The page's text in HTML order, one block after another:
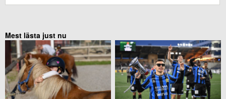
Mest lästa just nu